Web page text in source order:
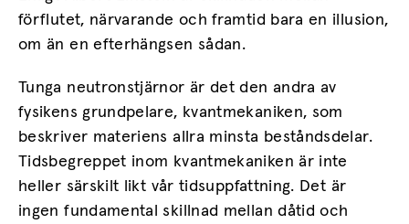
förflutet, närvarande och framtid bara en illusion,
om än en efterhängsen sådan.
Tunga neutronstjärnor är det den andra av
fysikens grundpelare, kvantmekaniken, som
beskriver materiens allra minsta beståndsdelar.
Tidsbegreppet inom kvantmekaniken är inte
heller särskilt likt vår tidsuppfattning. Det är
ingen fundamental skillnad mellan dåtid och